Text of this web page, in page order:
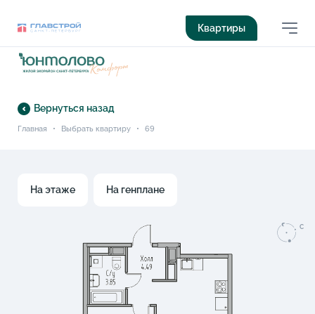
Квартиры
Вернуться назад
Главная • Выбрать квартиру • 69
На этаже На генплане
C